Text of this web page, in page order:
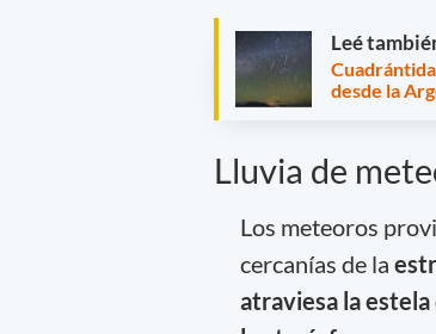
Leé
desde la
Lluvia de
Los meteoros
cercanías de la
atraviesa la